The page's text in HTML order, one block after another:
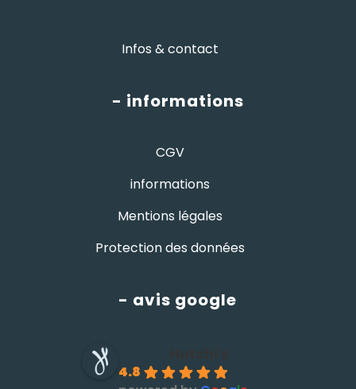
Infos & contact
- informations
CGV
informations
Mentions légales
Protection des données
- avis google
4.8